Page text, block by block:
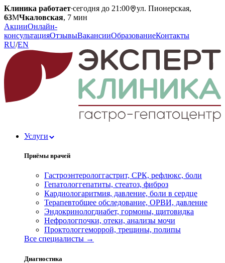
Клиника работает·сегодня до 21:00
ул. Пионерская,
63МЧкаловская, 7 мин
АкцииОнлайн-
консультацияОтзывыВакансииОбразованиеКонтакты
RU/EN
Услуги
Приёмы врачей
Гастроэнтерологгастрит, СРК, рефлюкс, боли
Гепатологгепатиты, стеатоз, фиброз
Кардиологаритмия, давление, боли в сердце
Терапевтобщее обследование, ОРВИ, давление
Эндокринологдиабет, гормоны, щитовидка
Нефрологпочки, отеки, анализы мочи
Проктологгеморрой, трещины, полипы
Все специалисты →
Диагностика